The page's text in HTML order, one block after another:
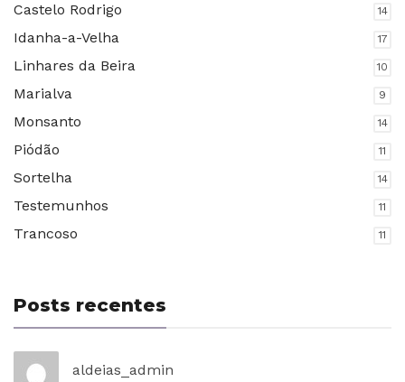
Castelo Rodrigo 14
Idanha-a-Velha 17
Linhares da Beira 10
Marialva 9
Monsanto 14
Piódão 11
Sortelha 14
Testemunhos 11
Trancoso 11
Posts recentes
aldeias_admin